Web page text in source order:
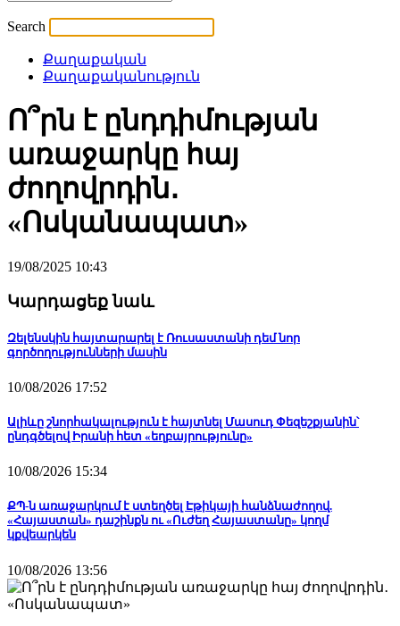
Search
Քաղաքական
Քաղաքականություն
Ո՞րն է ընդդիմության
առաջարկը հայ
ժողովրդին․
«Ոսկանապատ»
19/08/2025 10:43
Կարդացեք նաև
Զելենսկին հայտարարել է Ռուսաստանի դեմ նոր
գործողությունների մասին
10/08/2026 17:52
Ալիևը շնորհակալություն է հայտնել Մասուդ Փեզեշքյանին՝
ընդգծելով Իրանի հետ «եղբայրությունը»
10/08/2026 15:34
ՔՊ-ն առաջարկում է ստեղծել Էթիկայի հանձնաժողով.
«Հայաստան» դաշինքն ու «Ուժեղ Հայաստանը» կողմ
կքվեարկեն
10/08/2026 13:56